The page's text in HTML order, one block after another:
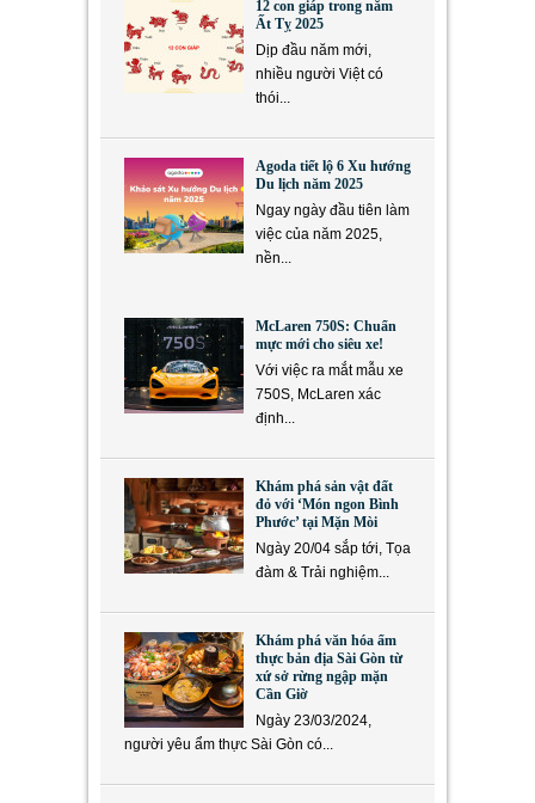
12 con giáp trong năm
Ất Tỵ 2025
Dịp đầu năm mới,
nhiều người Việt có
thói...
Agoda tiết lộ 6 Xu hướng
Du lịch năm 2025
Ngay ngày đầu tiên làm
việc của năm 2025,
nền...
McLaren 750S: Chuẩn
mực mới cho siêu xe!
Với việc ra mắt mẫu xe
750S, McLaren xác
định...
Khám phá sản vật đất
đỏ với ‘Món ngon Bình
Phước’ tại Mặn Mòi
Ngày 20/04 sắp tới, Tọa
đàm & Trải nghiệm...
Khám phá văn hóa ẩm
thực bản địa Sài Gòn từ
xứ sở rừng ngập mặn
Cần Giờ
Ngày 23/03/2024,
người yêu ẩm thực Sài Gòn có...